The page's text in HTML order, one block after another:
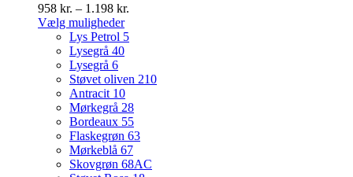
958 kr. – 1.198 kr.
til
Vælg muligheder
Dette
vare
flere
varianter.
Mulighederne
vælges
varesiden
Lys Petrol 5
Lysegrå 40
Lysegrå 6
Støvet oliven 210
Antracit 10
Mørkegrå 28
Bordeaux 55
Flaskegrøn 63
Mørkeblå 67
Skovgrøn 68AC